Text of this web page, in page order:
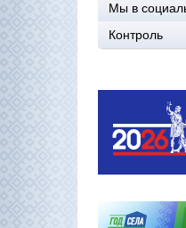
Мы в
Контроль